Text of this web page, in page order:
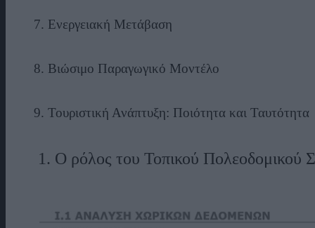
7. Ενεργειακή Μετάβαση
8. Βιώσιμο Παραγωγικό Μοντέλο
9. Τουριστική Ανάπτυξη: Ποιότητα και Ταυτότητα
1. Ο ρόλος του Τοπικού Πολεοδομικού